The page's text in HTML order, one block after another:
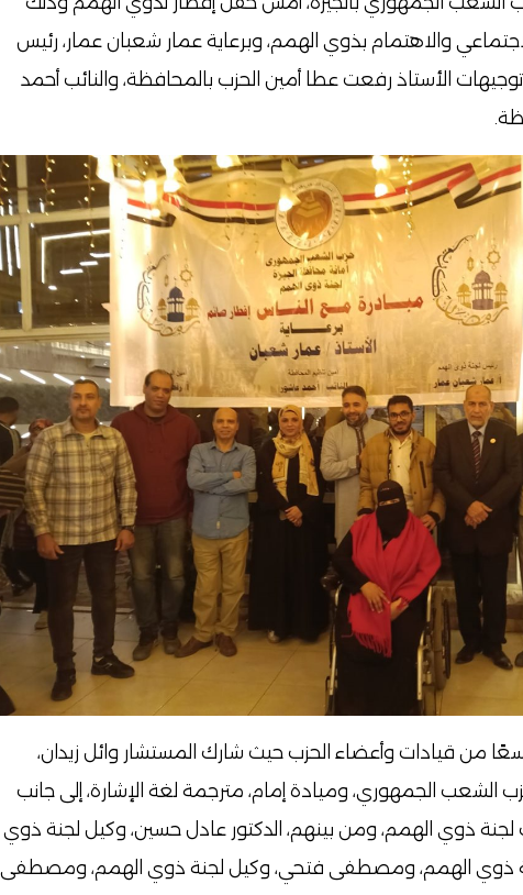
والاهتمام بذوي الهمم، وبرعاية عمار شعبان عمار، رئيس
الأستاذ رفعت عطا أمين الحزب بالمحافظة، والنائب أحمد
من قيادات وأعضاء الحزب حيث شارك المستشار وائل زيدان،
الشعب الجمهوري، وميادة إمام، مترجمة لغة الإشارة، إلى جانب
ذوي الهمم، ومن بينهم، الدكتور عادل حسين، وكيل لجنة ذوي
ذوي الهمم، ومصطفى فتحي، وكيل لجنة ذوي الهمم، ومصطفى